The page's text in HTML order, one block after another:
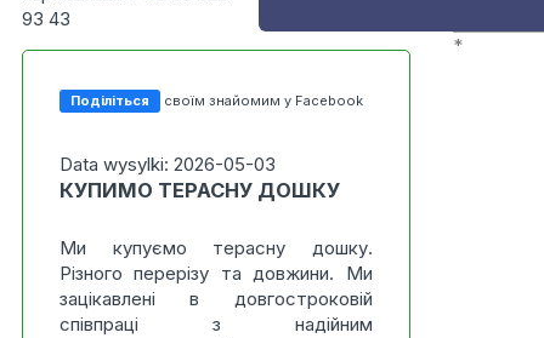
93 43
Поділіться своїм знайомим у Facebook
Data wysylki: 2026-05-03
КУПИМО ТЕРАСНУ ДОШКУ
Ми купуємо терасну дошку.
Різного перерізу та довжини. Ми
зацікавлені в довгостроковій
співпраці з надійним
*